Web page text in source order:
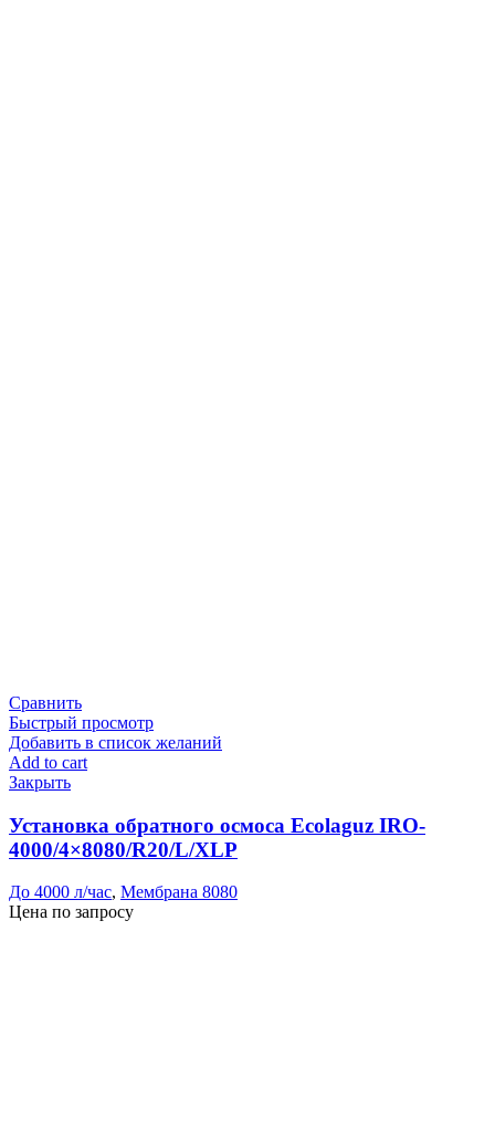
Сравнить
Быстрый просмотр
Добавить в список желаний
Add to cart
Закрыть
Установка обратного осмоса Ecolaguz IRO-
4000/4×8080/R20/L/XLP
До 4000 л/час, Мембрана 8080
Цена по запросу